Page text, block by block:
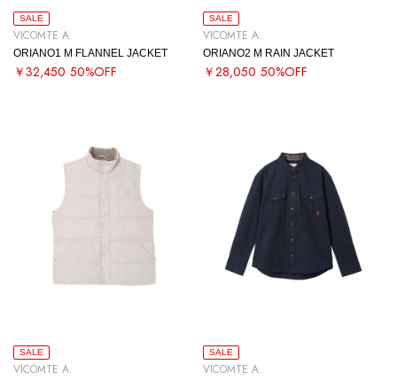
SALE
VICOMTE A.
ORIANO1 M FLANNEL JACKET
￥32,450 50%OFF
SALE
VICOMTE A.
ORIANO2 M RAIN JACKET
￥28,050 50%OFF
SALE
VICOMTE A.
SALE
VICOMTE A.